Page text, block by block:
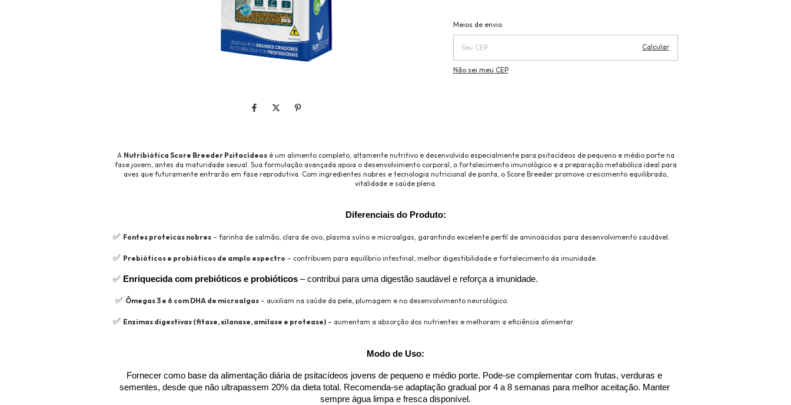
Entregas para o CEP:
Meios de envio
Calcular
Não sei meu CEP
A Nutribiótica Score Breeder Psitacídeosé um alimento completo, altamente nutritivo e desenvolvido especialmente para psitacídeos de pequeno e médio porte na
fase jovem, antes da maturidade sexual. Sua formulação avançada apoia o desenvolvimento corporal, o fortalecimento imunológico e a preparação metabólica ideal para
aves que futuramente entrarão em fase reprodutiva. Com ingredientes nobres e tecnologia nutricional de ponta, o Score Breeder promove crescimento equilibrado,
vitalidade e saúde plena.
Diferenciais do Produto:
✅ Fontes proteicas nobres – farinha de salmão, clara de ovo, plasma suíno e microalgas, garantindo excelente perfil de aminoácidos para desenvolvimento saudável.
✅ Prebióticos e probióticos de amplo espectro – contribuem para equilíbrio intestinal, melhor digestibilidade e fortalecimento da imunidade.
✅ Enriquecida com prebióticos e probióticos – contribui para uma digestão saudável e reforça a imunidade.
✅ Ômegas 3 e 6 com DHA de microalgas – auxiliam na saúde da pele, plumagem e no desenvolvimento neurológico.
✅ Enzimas digestivas (fitase, xilanase, amilase e protease) – aumentam a absorção dos nutrientes e melhoram a eficiência alimentar.
Modo de Uso:
Fornecer como base da alimentação diária de psitacídeos jovens de pequeno e médio porte. Pode-se complementar com frutas, verduras e
sementes, desde que não ultrapassem 20% da dieta total. Recomenda-se adaptação gradual por 4 a 8 semanas para melhor aceitação. Manter
sempre água limpa e fresca disponível.